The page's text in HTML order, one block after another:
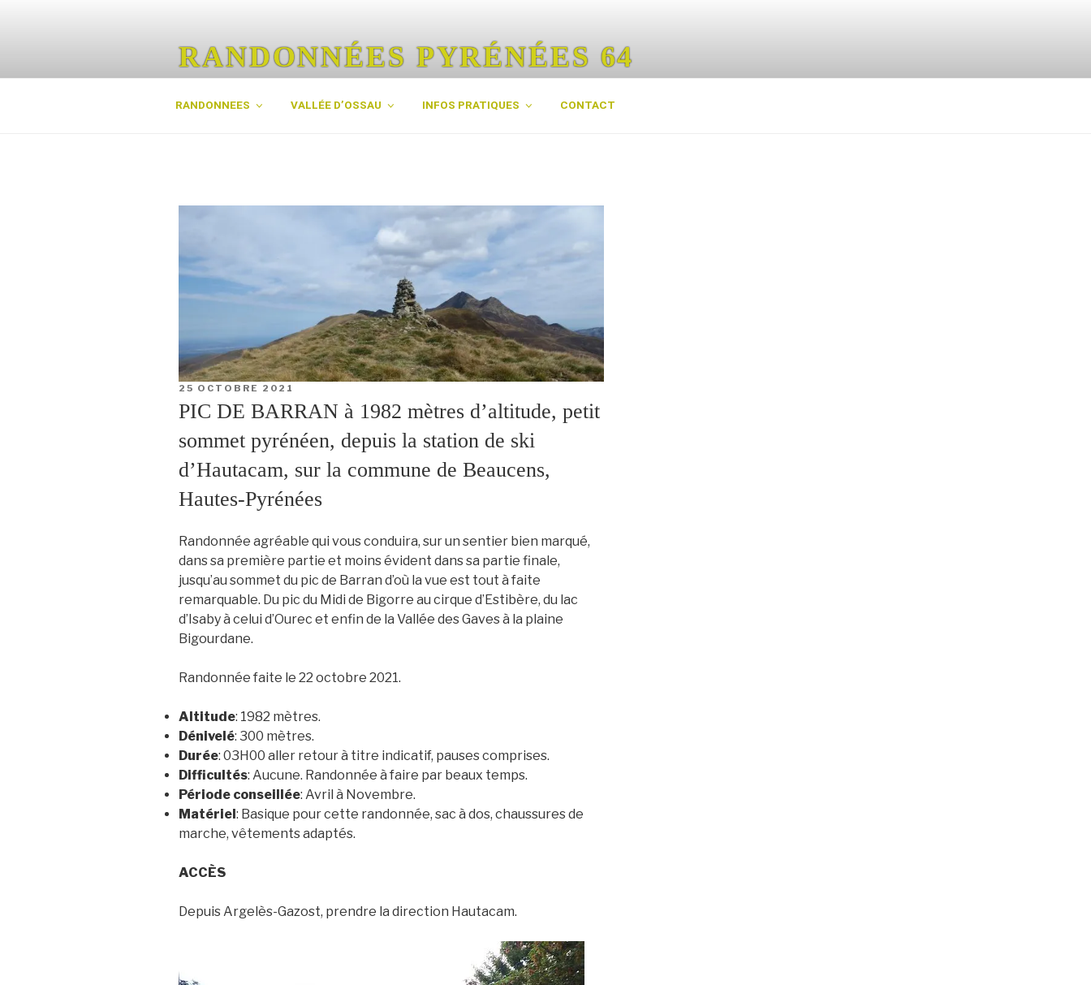
RANDONNÉES PYRÉNÉES 64
RANDONNEES VALLÉE D’OSSAU INFOS PRATIQUES CONTACT
PUBLIÉ
25 OCTOBRE 2021
PIC DE BARRAN à 1982 mètres d’altitude, petit
sommet pyrénéen, depuis la station de ski
d’Hautacam, sur la commune de Beaucens,
Hautes-Pyrénées
Randonnée agréable qui vous conduira, sur un sentier bien marqué,
dans sa première partie et moins évident dans sa partie finale,
jusqu’au sommet du pic de Barran d’où la vue est tout à faite
remarquable. Du pic du Midi de Bigorre au cirque d’Estibère, du lac
d’Isaby à celui d’Ourec et enfin de la Vallée des Gaves à la plaine
Bigourdane.
Randonnée faite le 22 octobre 2021.
Altitude: 1982 mètres.
Dénivelé: 300 mètres.
Durée: 03H00 aller retour à titre indicatif, pauses comprises.
Difficultés: Aucune. Randonnée à faire par beaux temps.
Période conseillée: Avril à Novembre.
Matériel : Basique pour cette randonnée, sac à dos, chaussures de
marche, vêtements adaptés.
ACCÈS
Depuis Argelès-Gazost, prendre la direction Hautacam.